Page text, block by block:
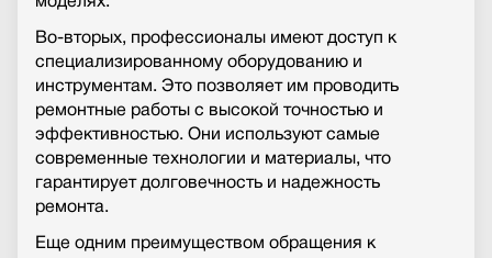
Во-вторых, профессионалы имеют доступ к
специализированному оборудованию и
инструментам. Это позволяет им проводить
ремонтные работы с высокой точностью и
эффективностью. Они используют самые
современные технологии и материалы, что
гарантирует долговечность и надежность
ремонта.
Еще одним преимуществом обращения к